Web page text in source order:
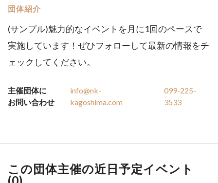
団体紹介
(サンプル)魅力的なイベントを月に1回のペースで
実施しています！ぜひフォローして最新の情報をチ
ェックしてください。
主催団体に
お問い合わせ
info@nk-
kagoshima.com
099-225-
3533
この団体主催の近日予定イベント